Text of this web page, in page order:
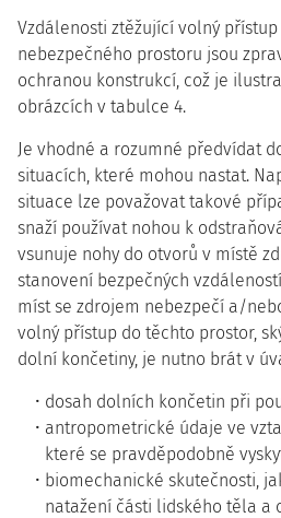
Vzdálenosti ztěžující volný
nebezpečného prostoru jsou
ochranou konstrukcí, což je
obrázcích v tabulce 4.
Je vhodné a rozumné předvídat
situacích, které mohou nastat.
situace lze považovat takové
snaží používat nohou k
vsunuje nohy do otvorů v místě
stanovení bezpečných
míst se zdrojem nebezpečí a/
volný přístup do těchto prostor,
dolní končetiny, je nutno brát v
dosah dolních končetin při
antropometrické údaje ve
které se pravděpodobně
biomechanické skutečnosti,
natažení části lidského těla a